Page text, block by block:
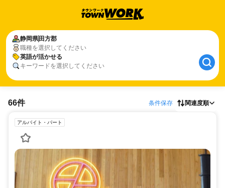
静岡県 田方郡
職種を選択してください
英語が活かせる
キーワードを選択してください
66件 条件保存 関連度順
アルバイト・パート